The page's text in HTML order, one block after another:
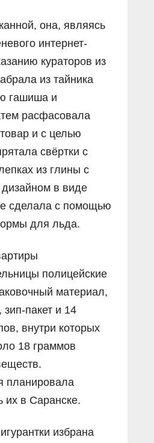
она, являясь
интернет-
кураторов из
из тайника
гашиша и
расфасовала
и с целью
свёртки с
из глины с
в виде
сделала с помощью
для льда.
полицейские
материал,
зип-пакет и 14
внутри которых
18 граммов
планировала
их в Саранске.
избрана